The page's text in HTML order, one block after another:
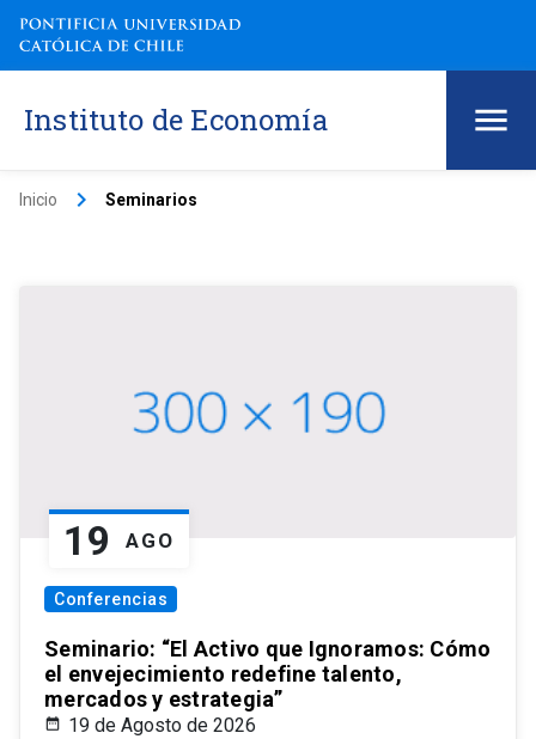
Instituto de Economía
Inicio keyboard_arrow_right Seminarios
19 AGO
Conferencias
Seminario: “El Activo que Ignoramos: Cómo
el envejecimiento redefine talento,
mercados y estrategia”
19 de Agosto de 2026